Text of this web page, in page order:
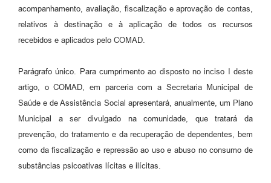
acompanhamento, avaliação, fiscalização e aprovação de contas,
relativos à destinação e à aplicação de todos os recursos
recebidos e aplicados pelo COMAD.
Parágrafo único. Para cumprimento ao disposto no inciso I deste
artigo, o COMAD, em parceria com a Secretaria Municipal de
Saúde e de Assistência Social apresentará, anualmente, um Plano
Municipal a ser divulgado na comunidade, que tratará da
prevenção, do tratamento e da recuperação de dependentes, bem
como da fiscalização e repressão ao uso e abuso no consumo de
substâncias psicoativas lícitas e ilícitas.